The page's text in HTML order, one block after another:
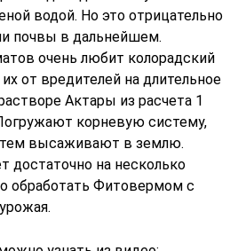
водой. Но это отрицательно
почвы в дальнейшем.
очень любит колорадский
от вредителей на длительное
Актары из расчета 1
корневую систему,
высаживают в землю.
достаточно на несколько
обработать Фитовермом с